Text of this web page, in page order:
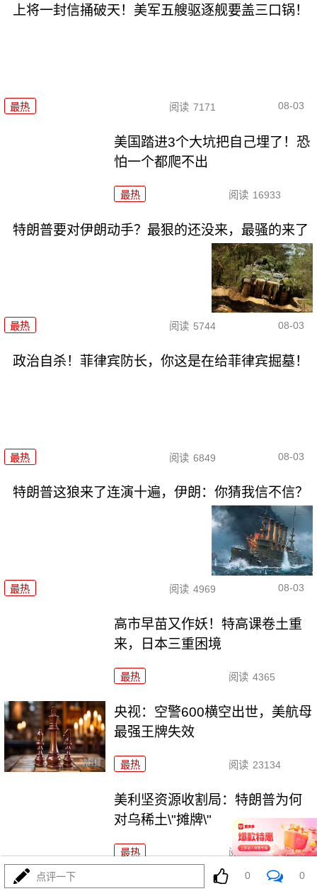
上将一封信捅破天！美军五艘驱逐舰要盖三口锅！
最热 阅读 7171 08-03
美国踏进3个大坑把自己埋了！恐
怕一个都爬不出
最热 阅读 16933
特朗普要对伊朗动手？最狠的还没来，最骚的来了
最热 阅读 5744 08-03
政治自杀！菲律宾防长，你这是在给菲律宾掘墓！
最热 阅读 6849 08-03
特朗普这狼来了连演十遍，伊朗：你猜我信不信？
最热 阅读 4969 08-03
高市早苗又作妖！特高课卷土重
来，日本三重困境
最热 阅读 4365
央视：空警600横空出世，美航母
最强王牌失效
最热 阅读 23134
美利坚资源收割局：特朗普为何
对乌稀土\"摊牌\"
最热 阅读 10331
普京不忍了！俄突破禁忌，猛轰
点评一下 0 0